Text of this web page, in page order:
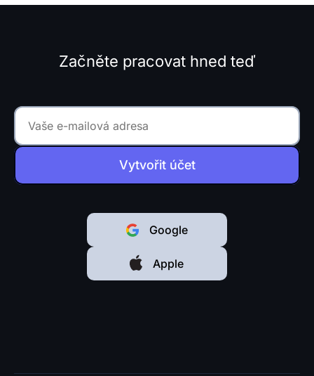
Začněte pracovat hned teď
Vytvořit účet
Google
Apple